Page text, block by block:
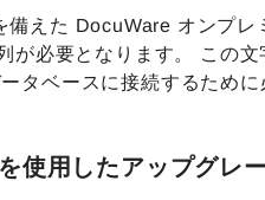
えた DocuWare オンプレ
が必要となります。 この
タベースに接続するため
使用したアップグレ